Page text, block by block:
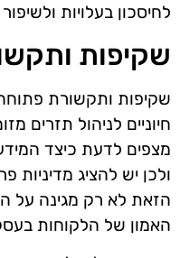
לחיסכון בעלויות
שקיפות
שקיפות ותקשורת
מצפים לדעת כיצד
ולכן יש להציג מדיניות
הזאת לא רק מגינה על
האמון של הלקוחות